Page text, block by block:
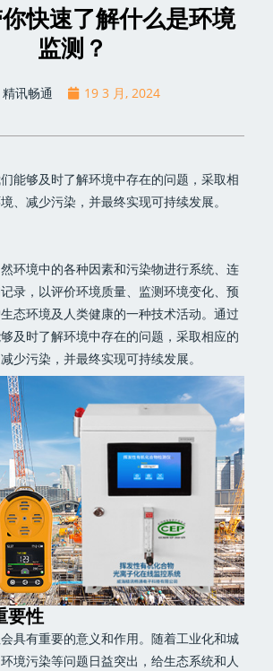
快速了解什么是环境
监测？
精讯畅通 19 3 月, 2024
能够及时了解环境中存在的问题，采取相
、减少污染，并最终实现可持续发展。
环境中的各种因素和污染物进行系统、连
录，以评价环境质量、监测环境变化、预
态环境及人类健康的一种技术活动。通过
及时了解环境中存在的问题，采取相应的
少污染，并最终实现可持续发展。
要性
具有重要的意义和作用。随着工业化和城
境污染等问题日益突出，给生态系统和人